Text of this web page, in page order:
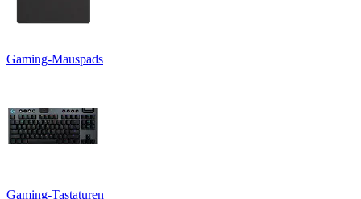
Gaming-Mauspads
Gaming-Tastaturen